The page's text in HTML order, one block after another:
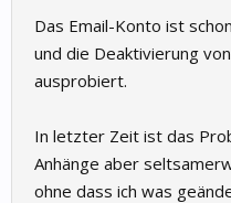
Das Email-Konto ist
und die Deaktivierung
ausprobiert.
In letzter Zeit ist das
Anhänge aber
ohne dass ich was